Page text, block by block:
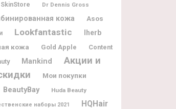
SkinStore Dr Dennis Gross
кожа Asos
Lookfantastic
Iherb
кожа
Gold Apple
Content
Mankind
Акции и
Мои покупки
BeautyBay Huda Beauty
наборы 2021 HQHair